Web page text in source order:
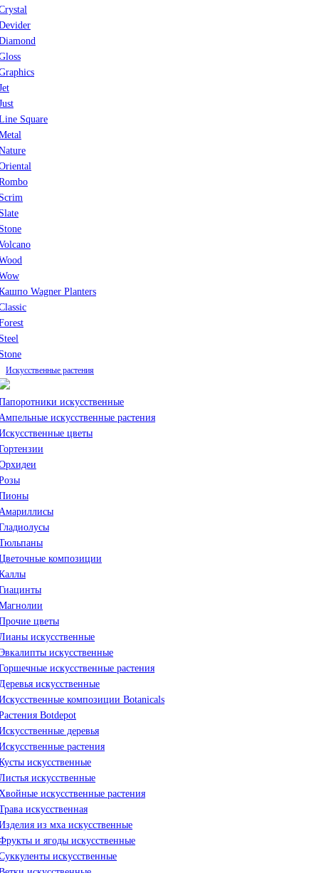
Square
Wagner Planters
Искусственные растения
искусственные
искусственные растения
цветы
композиции
цветы
искусственные
искусственные
искусственные растения
искусственные
композиции Botanicals
Botdepot
деревья
растения
искусственные
искусственные
искусственные растения
искусственная
из мха искусственные
и ягоды искусственные
искусственные